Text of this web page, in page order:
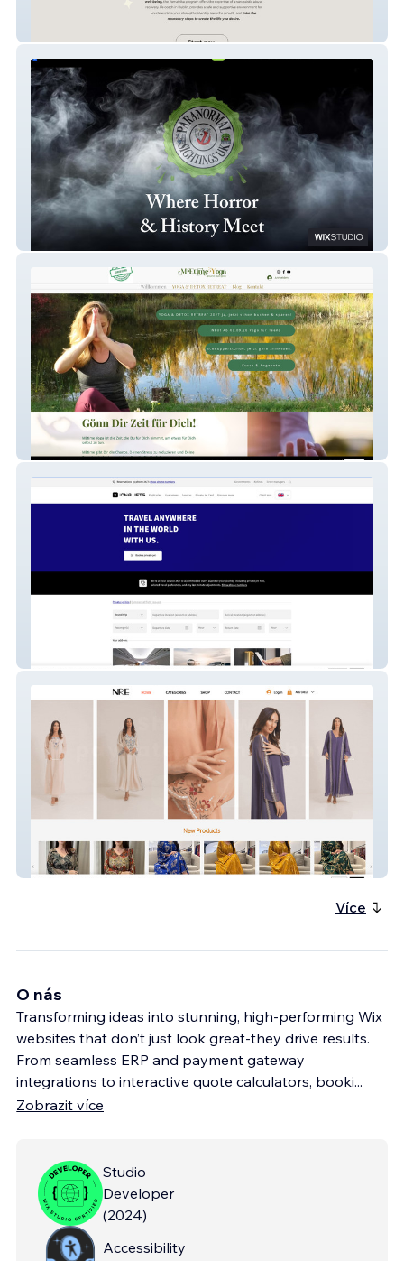
Paranormal Sightings
MEtimeYoga_neu
NRE Collection
Více
O nás
Transforming ideas into stunning, high-performing Wix
websites that don’t just look great-they drive results.
From seamless ERP and payment gateway
integrations to interactive quote calculators, booki...
Zobrazit více
Studio
Developer
(2024)
Accessibility